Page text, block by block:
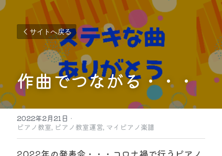
サイトへ戻る
作曲でつながる・・・
2022年2月21日 ·
ピアノ教室, ピアノ教室運営, マイピアノ楽譜